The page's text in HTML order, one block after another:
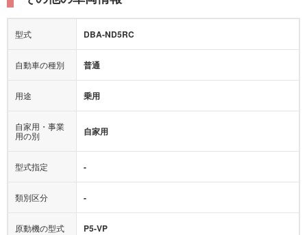
型式 DBA-ND5RC
自動車の種別 普通
用途 乗用
自家用・事業
用の別
自家用
型式指定 -
類別区分 -
原動機の型式 P5-VP